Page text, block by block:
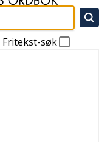
Fritekst-søk